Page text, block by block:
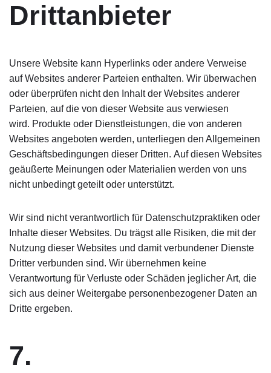
Drittanbieter
Unsere Website kann Hyperlinks oder andere Verweise
auf Websites anderer Parteien enthalten. Wir überwachen
oder überprüfen nicht den Inhalt der Websites anderer
Parteien, auf die von dieser Website aus verwiesen
wird. Produkte oder Dienstleistungen, die von anderen
Websites angeboten werden, unterliegen den Allgemeinen
Geschäftsbedingungen dieser Dritten. Auf diesen Websites
geäußerte Meinungen oder Materialien werden von uns
nicht unbedingt geteilt oder unterstützt.
Wir sind nicht verantwortlich für Datenschutzpraktiken oder
Inhalte dieser Websites. Du trägst alle Risiken, die mit der
Nutzung dieser Websites und damit verbundener Dienste
Dritter verbunden sind. Wir übernehmen keine
Verantwortung für Verluste oder Schäden jeglicher Art, die
sich aus deiner Weitergabe personenbezogener Daten an
Dritte ergeben.
7.